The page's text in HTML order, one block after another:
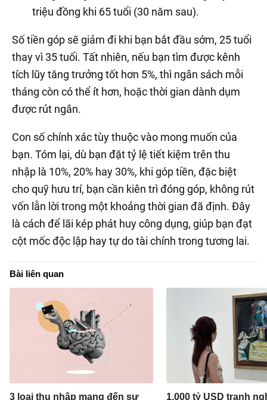
triệu đồng khi 65 tuổi (30 năm sau).
Số tiền góp sẽ giảm đi khi bạn bắt đầu sớm, 25 tuổi
thay vì 35 tuổi. Tất nhiên, nếu bạn tìm được kênh
tích lũy tăng trưởng tốt hơn 5%, thì ngân sách mỗi
tháng còn có thể ít hơn, hoặc thời gian dành dụm
được rút ngắn.
Con số chính xác tùy thuộc vào mong muốn của
bạn. Tóm lại, dù bạn đặt tỷ lệ tiết kiệm trên thu
nhập là 10%, 20% hay 30%, khi góp tiền, đặc biệt
cho quỹ hưu trí, bạn cần kiên trì đóng góp, không rút
vốn lẫn lời trong một khoảng thời gian đã định. Đây
là cách để lãi kép phát huy công dụng, giúp bạn đạt
cột mốc độc lập hay tự do tài chính trong tương lai.
Bài liên quan
3 loại thu nhập mang đến sự
1.000 tỷ USD tranh